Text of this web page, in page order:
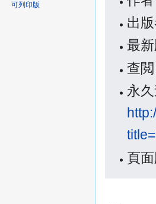
出
最
查
永久
頁
可列印版